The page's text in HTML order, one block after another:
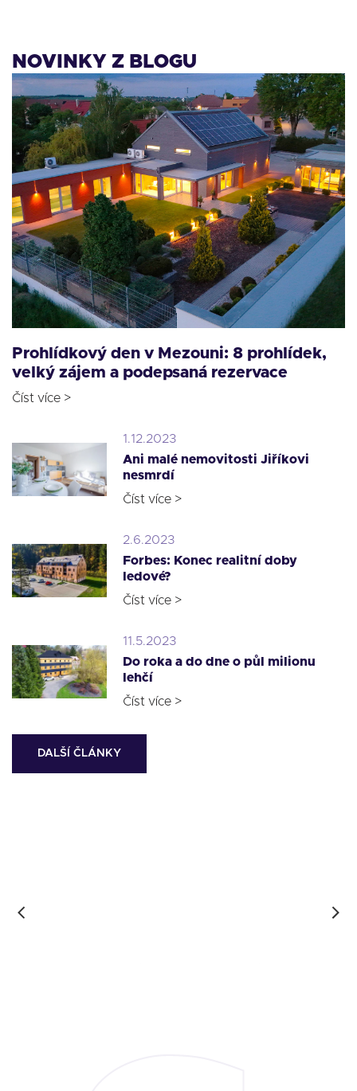
NOVINKY Z BLOGU
Prohlídkový den v Mezouni: 8 prohlídek,
velký zájem a podepsaná rezervace
Číst více >
1.12.2023
Ani malé nemovitosti Jiříkovi
nesmrdí
Číst více >
2.6.2023
Forbes: Konec realitní doby
ledové?
Číst více >
11.5.2023
Do roka a do dne o půl milionu
lehčí
Číst více >
DALŠÍ ČLÁNKY